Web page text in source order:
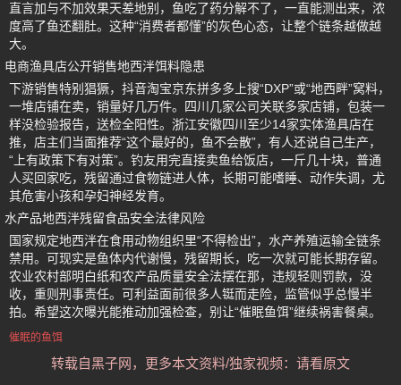
直言加与不加效果天差地别，鱼吃了药分解不了，一直能测出来，浓
度高了鱼还翻肚。这种“消费者都懂”的灰色心态，让整个链条越做越
大。
电商渔具店公开销售地西泮饵料隐患
下游销售特别猖獗，抖音淘宝京东拼多多上搜“DXP”或“地西畔”窝料，
一堆店铺在卖，销量好几万件。四川几家公司关联多家店铺，包装一
样没检验报告，送检全阳性。浙江安徽四川至少14家实体渔具店在
推，店主们当面推荐“这个最好的，鱼不会散”，有人还说自己生产，
“上有政策下有对策”。钓友用完直接卖鱼给饭店，一斤几十块，普通
人买回家吃，残留通过食物链进人体，长期可能嗜睡、动作失调，尤
其危害小孩和孕妇神经发育。
水产品地西泮残留食品安全法律风险
国家规定地西泮在食用动物组织里“不得检出”，水产养殖运输全链条
禁用。可现实是鱼体内代谢慢，残留期长，吃一次就可能长期存留。
农业农村部明白纸和农产品质量安全法摆在那，违规轻则罚款，没
收，重则刑事责任。可利益面前很多人铤而走险，监管似乎总慢半
拍。希望这次曝光能推动加强检查，别让“催眠鱼饵”继续祸害餐桌。
催眠的鱼饵
转载自黑子网，更多本文资料/独家视频：请看原文